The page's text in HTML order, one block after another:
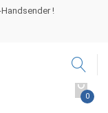
Handsender !
0